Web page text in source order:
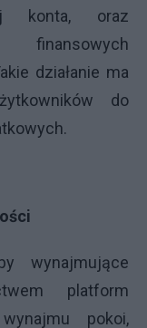
konta, oraz
działanie ma
do
wynajmujące
platform
pokoi,